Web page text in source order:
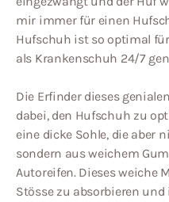
mir immer für einen
Hufschuh ist so optimal
als Krankenschuh 24/7
Die Erfinder dieses
dabei, den Hufschuh zu
eine dicke Sohle, die aber
sondern aus weichem
Autoreifen. Dieses weiche
Stösse zu absorbieren